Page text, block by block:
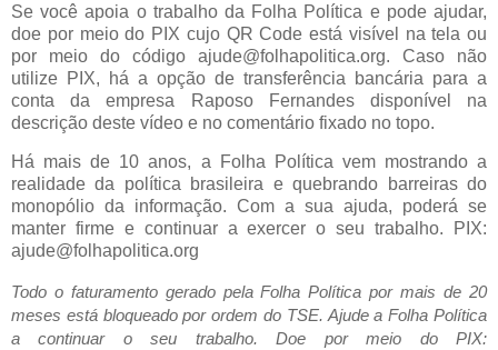
Se você apoia o trabalho da Folha Política e pode ajudar,
doe por meio do PIX cujo QR Code está visível na tela ou
por meio do código ajude@folhapolitica.org. Caso não
utilize PIX, há a opção de transferência bancária para a
conta da empresa Raposo Fernandes disponível na
descrição deste vídeo e no comentário fixado no topo.
Há mais de 10 anos, a Folha Política vem mostrando a
realidade da política brasileira e quebrando barreiras do
monopólio da informação. Com a sua ajuda, poderá se
manter firme e continuar a exercer o seu trabalho. PIX:
ajude@folhapolitica.org
Todo o faturamento gerado pela Folha Política por mais de 20
meses está bloqueado por ordem do TSE. Ajude a Folha Política
a continuar o seu trabalho. Doe por meio do PIX: